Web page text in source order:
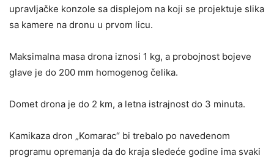
upravljačke konzole sa displejom na koji se projektuje slika
sa kamere na dronu u prvom licu.
Maksimalna masa drona iznosi 1 kg, a probojnost bojeve
glave je do 200 mm homogenog čelika.
Domet drona je do 2 km, a letna istrajnost do 3 minuta.
Kamikaza dron „Komarac“ bi trebalo po navedenom
programu opremanja da do kraja sledeće godine ima svaki